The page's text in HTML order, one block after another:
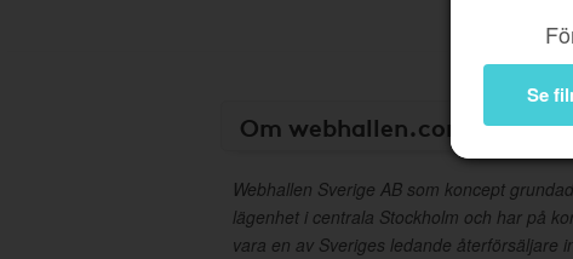
Se
Om webhallen.com
Webhallen Sverige AB som koncept
lägenhet i centrala Stockholm och har på
vara en av Sveriges ledande återförsäljare